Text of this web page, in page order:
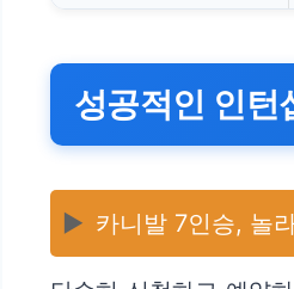
성공적인 인턴
▶️ 카니발 7인승, 놀